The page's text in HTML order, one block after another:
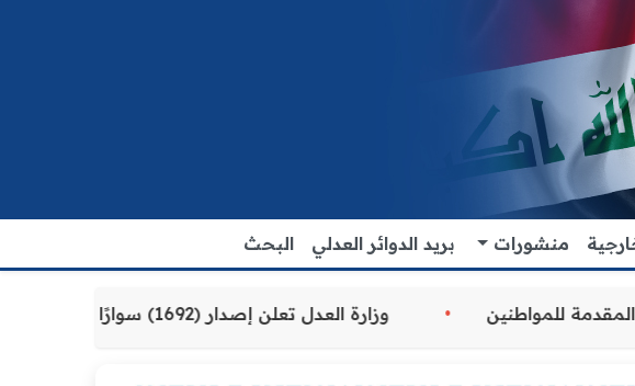
منشورات بريد الدوائر العدلي البحث
الخدمات العدلية المقدمة للمواطنين وزارة العدل تعلن إصدار (1692) سوارًا إلكترونيًا لنزلاء سجن الناصرية المركزي لتنظيم التعاملات المالية داخل المؤسسات الإصلاحية